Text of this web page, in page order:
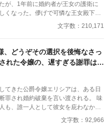
が、1年前に婚約者が王女の護衛に
くなった。儚げで可憐な王女殿下
騎士が恋仲で、婚約者のヴィオラは
流れていたのだ。 その噂を肯定する
でも婚約者の両親とその兄はヴィオ
係を続けていた。 しかし17歳の誕生
ず出席するようにと言われていたパ
国訪問に護衛としてついて行ってし
者の両親も激怒し、ヴィオラももう
なくして婚約者有責での破棄となっ
介したい男性がいると持ち掛けてき
ます。 24.3.28 書籍化に伴い番外
文字数：210,171
、どうぞその選択を後悔なさっ
れた令嬢の、遅すぎる謝罪はお
てきた公爵令嬢エリシアは、ある日
され婚約破棄を言い渡される。 味
も、誰一人として彼女を庇わなかっ
令嬢が選
文字数：92,966